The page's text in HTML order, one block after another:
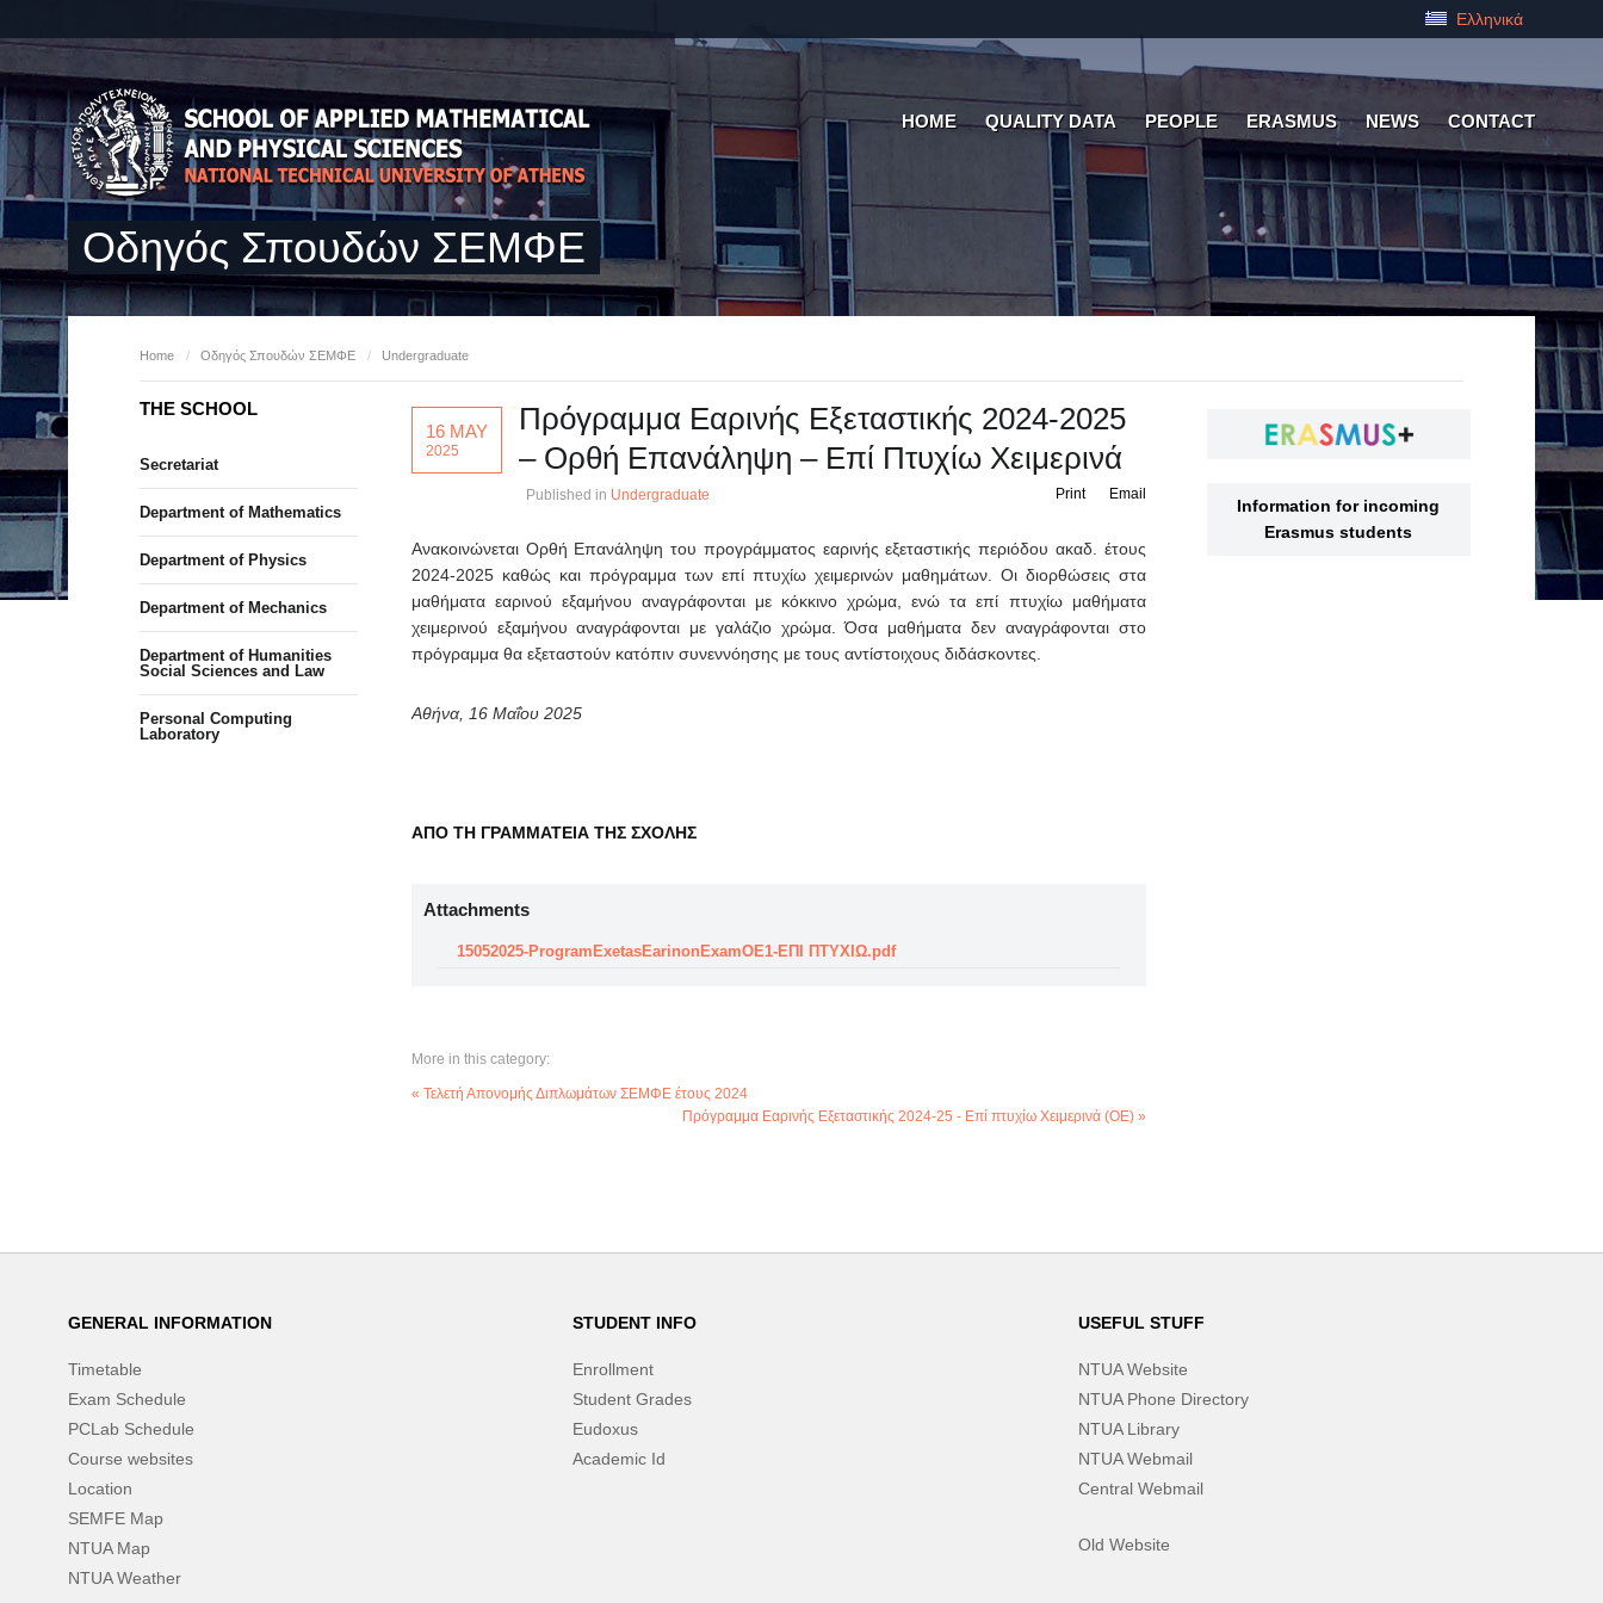
Ελληνικά
HOME QUALITY DATA PEOPLE ERASMUS NEWS CONTACT
Οδηγός Σπουδών ΣΕΜΦΕ
Home / Οδηγός Σπουδών ΣΕΜΦΕ / Undergraduate
16 MAY
2025
Πρόγραμμα Εαρινής Εξεταστικής 2024-2025
– Ορθή Επανάληψη – Επί Πτυχίω Χειμερινά
Published in Undergraduate Email
Print
Ανακοινώνεται Ορθή Επανάληψη του προγράμματος εαρινής εξεταστικής περιόδου ακαδ. έτους
2024-2025 καθώς και πρόγραμμα των επί πτυχίω χειμερινών μαθημάτων. Οι διορθώσεις στα
μαθήματα εαρινού εξαμήνου αναγράφονται με κόκκινο χρώμα, ενώ τα επί πτυχίω μαθήματα
χειμερινού εξαμήνου αναγράφονται με γαλάζιο χρώμα. Όσα μαθήματα δεν αναγράφονται στο
πρόγραμμα θα εξεταστούν κατόπιν συνεννόησης με τους αντίστοιχους διδάσκοντες.
Αθήνα, 16 Μαΐου 2025
ΑΠΟ ΤΗ ΓΡΑΜΜΑΤΕΙΑ ΤΗΣ ΣΧΟΛΗΣ
Attachments
15052025-ProgramExetasEarinonExamΟΕ1-ΕΠΙ ΠΤΥΧΙΩ.pdf
More in this category:
« Τελετή Απονομής Διπλωμάτων ΣΕΜΦΕ έτους 2024
Πρόγραμμα Εαρινής Εξεταστικής 2024-25 - Επί πτυχίω Χειμερινά (ΟΕ) »
THE SCHOOL
Secretariat
Department of Mathematics
Department of Physics
Department of Mechanics
Department of Humanities
Social Sciences and Law
Personal Computing
Laboratory
Information for incoming
Erasmus students
GENERAL INFORMATION
Timetable
Exam Schedule
PCLab Schedule
Course websites
Location
SEMFE Map
NTUA Map
NTUA Weather
STUDENT INFO
Enrollment
Student Grades
Eudoxus
Academic Id
USEFUL STUFF
NTUA Website
NTUA Phone Directory
NTUA Library
NTUA Webmail
Central Webmail
Old Website